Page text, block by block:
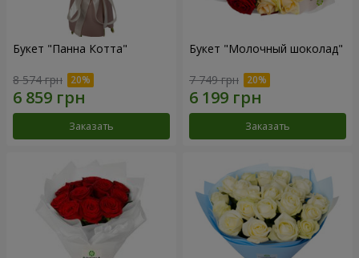
Букет "Панна Котта"
8 574 грн
Заказать
Букет "Молочный шоколад"
7 749 грн
Заказать